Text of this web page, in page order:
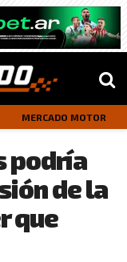
MERCADO MOTOR
podría
de la
que